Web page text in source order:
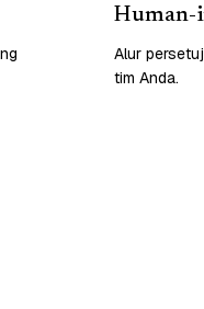
Human-
Alur
tim Anda.